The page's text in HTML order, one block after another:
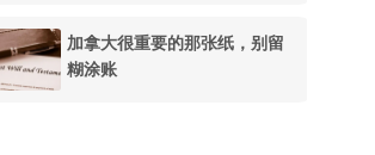
加拿大很重要的那张纸，别留
糊涂账